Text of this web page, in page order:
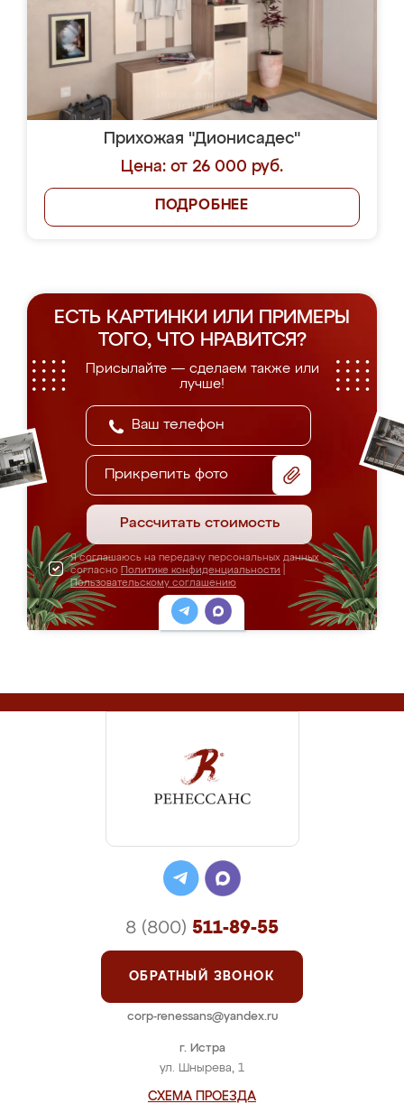
Прихожая "Дионисадес"
Цена: от 26 000 руб.
ПОДРОБНЕЕ
ЕСТЬ КАРТИНКИ ИЛИ ПРИМЕРЫ
ТОГО, ЧТО НРАВИТСЯ?
Присылайте — сделаем также или
лучше!
Прикрепить фото
Рассчитать стоимость
Я соглашаюсь на передачу персональных данных
согласно Политике конфиденциальности
Пользовательскому соглашению
г. Истра
ул. Шнырева, 1
СХЕМА ПРОЕЗДА
8 (800) 511-89-55
ОБРАТНЫЙ ЗВОНОК
corp-renessans@yandex.ru